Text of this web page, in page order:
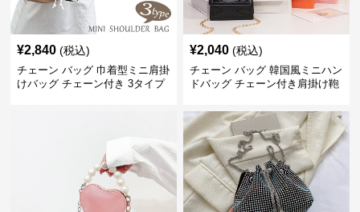
¥2,840 (税込)
チェーン バッグ 巾着型ミニ肩掛
けバッグ チェーン付き 3タイプ
¥2,040 (税込)
チェーン バッグ 韓国風ミニハン
ドバッグ チェーン付き肩掛け鞄